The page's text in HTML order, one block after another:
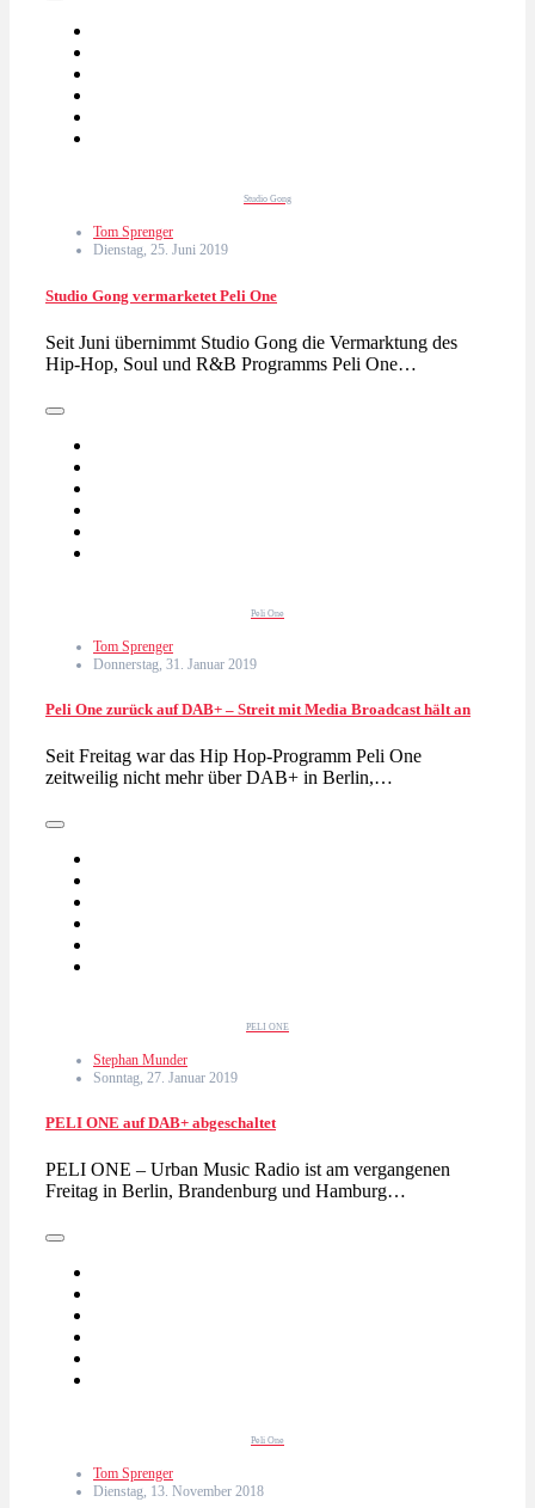
Studio Gong
Tom Sprenger
Dienstag, 25. Juni 2019
Studio Gong vermarketet Peli One
Seit Juni übernimmt Studio Gong die Vermarktung des
Hip-Hop, Soul und R&B Programms Peli One…
Peli One
Tom Sprenger
Donnerstag, 31. Januar 2019
Peli One zurück auf DAB+ – Streit mit Media Broadcast hält an
Seit Freitag war das Hip Hop-Programm Peli One
zeitweilig nicht mehr über DAB+ in Berlin,…
PELI ONE
Stephan Munder
Sonntag, 27. Januar 2019
PELI ONE auf DAB+ abgeschaltet
PELI ONE – Urban Music Radio ist am vergangenen
Freitag in Berlin, Brandenburg und Hamburg…
Peli One
Tom Sprenger
Dienstag, 13. November 2018